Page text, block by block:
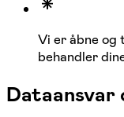
Vi er åbne og
behandler
Dataansvar